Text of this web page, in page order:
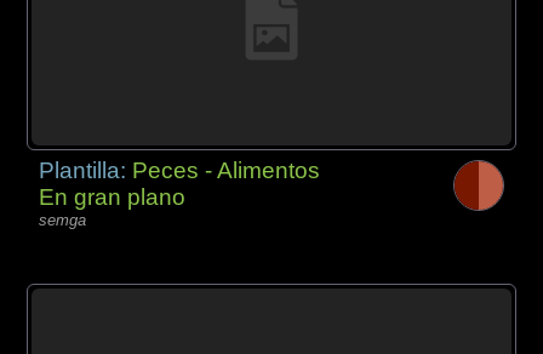
Plantilla: Peces - Alimentos
En gran plano
semga